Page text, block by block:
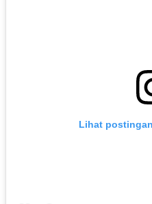
Lihat